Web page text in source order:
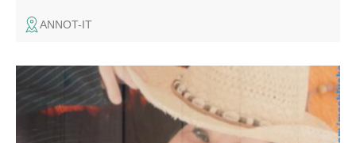
ANNOT-IT
Apéro Concert avec Ma's Blue Key au Gite L'Arc en Ciel.